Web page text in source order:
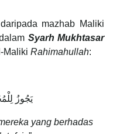
mazhab Maliki
Syarh Mukhtasar
Maliki Rahimahullah:
يَجُوزُ
yang berhadas